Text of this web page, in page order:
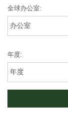
全球办公室:
年度: